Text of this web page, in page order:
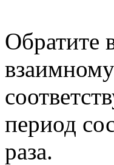
Обратите
период
раза.